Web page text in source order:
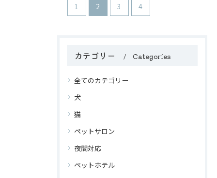
1 2 3 4
カテゴリー Categories
全てのカテゴリー
犬
猫
ペットサロン
夜間対応
ペットホテル